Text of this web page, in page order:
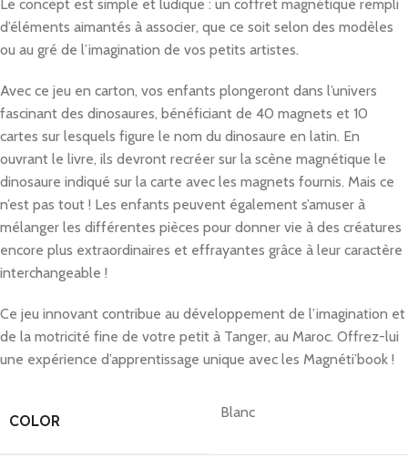
Le concept est simple et ludique : un coffret magnétique rempli
d’éléments aimantés à associer, que ce soit selon des modèles
ou au gré de l’imagination de vos petits artistes.
Avec ce jeu en carton, vos enfants plongeront dans l’univers
fascinant des dinosaures, bénéficiant de 40 magnets et 10
cartes sur lesquels figure le nom du dinosaure en latin. En
ouvrant le livre, ils devront recréer sur la scène magnétique le
dinosaure indiqué sur la carte avec les magnets fournis. Mais ce
n’est pas tout ! Les enfants peuvent également s’amuser à
mélanger les différentes pièces pour donner vie à des créatures
encore plus extraordinaires et effrayantes grâce à leur caractère
interchangeable !
Ce jeu innovant contribue au développement de l’imagination et
de la motricité fine de votre petit à Tanger, au Maroc. Offrez-lui
une expérience d’apprentissage unique avec les Magnéti’book !
COLOR Blanc